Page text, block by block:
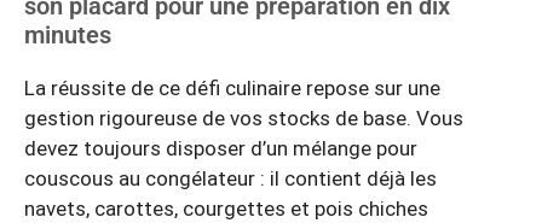
son placard pour une préparation en dix
minutes
La réussite de ce défi culinaire repose sur une
gestion rigoureuse de vos stocks de base. Vous
devez toujours disposer d’un mélange pour
couscous au congélateur : il contient déjà les
navets, carottes, courgettes et pois chiches